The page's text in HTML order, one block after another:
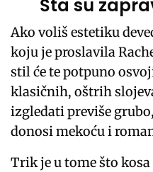
Šta su
Ako voliš estetiku
koju je proslavila
stil će te potpuno
klasičnih, oštrih
izgledati previše
donosi mekoću i
Trik je u tome što